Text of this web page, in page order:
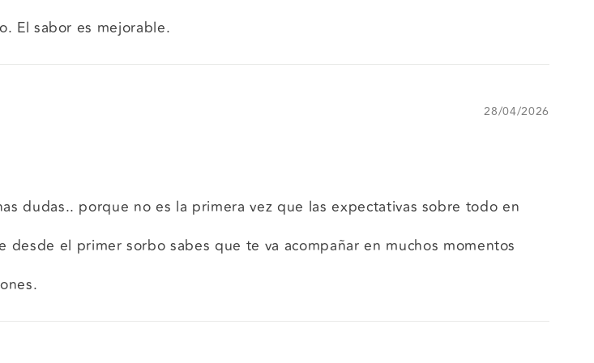
El sabor es mejorable.
28/04/2026
dudas.. porque no es la primera vez que las expectativas sobre todo en
desde el primer sorbo sabes que te va acompañar en muchos momentos